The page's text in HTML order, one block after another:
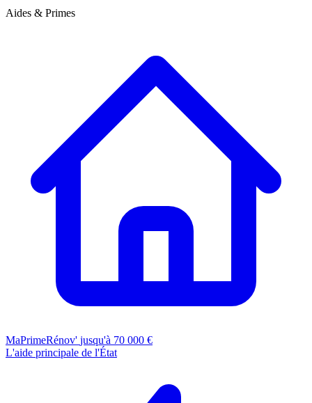
Aides & Primes
MaPrimeRénov' jusqu'à 70 000 €
L'aide principale de l'État